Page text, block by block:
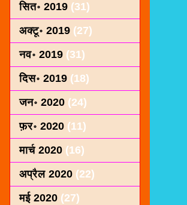
सित॰ 2019 (31)
अक्टू॰ 2019 (27)
नव॰ 2019 (31)
दिस॰ 2019 (18)
जन॰ 2020 (24)
फ़र॰ 2020 (11)
मार्च 2020 (16)
अप्रैल 2020 (22)
मई 2020 (27)